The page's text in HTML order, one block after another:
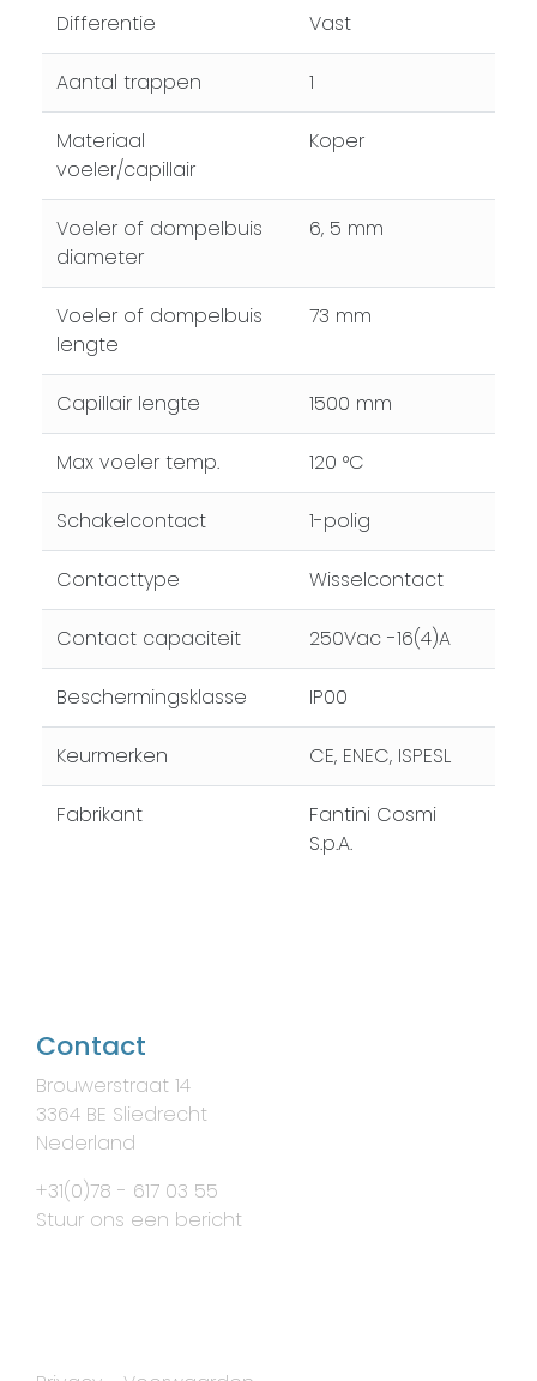
Differentie Vast
Aantal trappen 1
Materiaal
voeler/capillair
Koper
Voeler of dompelbuis
diameter
6, 5 mm
Voeler of dompelbuis
lengte
73 mm
Capillair lengte 1500 mm
Max voeler temp. 120 °C
Schakelcontact 1-polig
Contacttype Wisselcontact
Contact capaciteit 250Vac -16(4)A
Beschermingsklasse IP00
Keurmerken CE, ENEC, ISPESL
Fabrikant
Fantini Cosmi
S.p.A.
Contact
Brouwerstraat 14
3364 BE Sliedrecht
Nederland
+31(0)78 - 617 03 55
Stuur ons een bericht